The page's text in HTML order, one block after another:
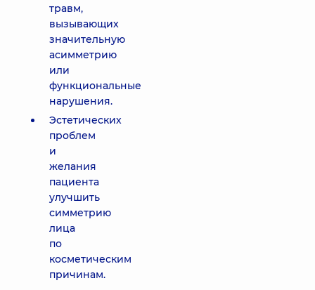
травм,
вызывающих
значительную
асимметрию
или
функциональные
нарушения.
Эстетических
проблем
и
желания
пациента
улучшить
симметрию
лица
по
косметическим
причинам.